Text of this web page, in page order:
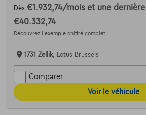
Dès €1.932,74/mois et une
€40.332,74
Découvrez l’exemple chiffré complet
1731 Zellik, Lotus Brussels
Comparer
Voir le véhicule